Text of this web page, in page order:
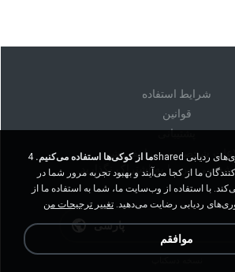
شرايط استفاده
قوانين
پشتیبانی
شخصی من را نفروشید
شخصی من را به اشتراک نگذارید
پارسی
ما از کوکی‌ها استفاده می‌کنیم. 4shared از کوکی‌ها و سایر فناوری‌های ردیابی
ما از کجا می‌آیند و بهبود تجربه مرور شما در
با استفاده از وب‌سایت ما، شما به استفاده ما از
ردیابی رضایت می‌دهید. تغییر ترجیحات من
موافقم